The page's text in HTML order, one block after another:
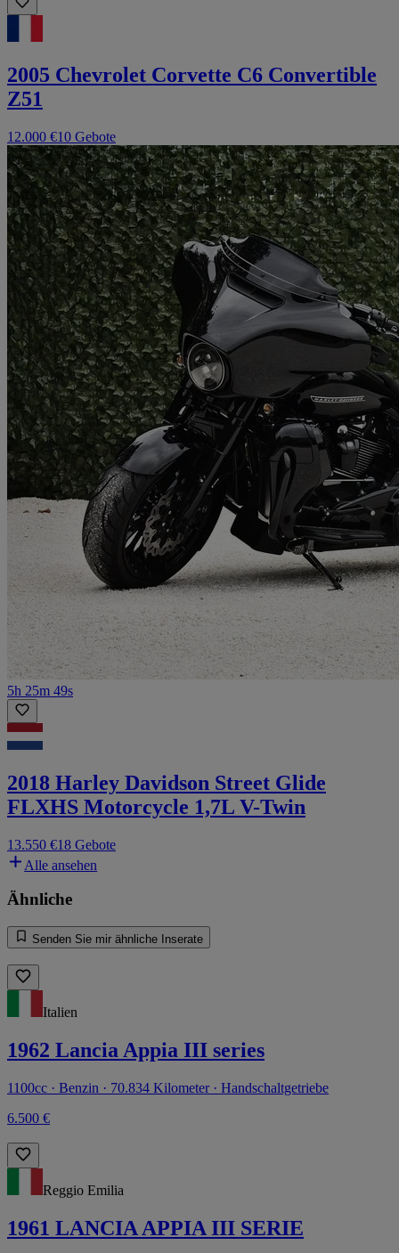
2005 Chevrolet Corvette C6 Convertible
Z51
12.000 €10 Gebote
5h 25m 49s
2018 Harley Davidson Street Glide
FLXHS Motorcycle 1,7L V-Twin
13.550 €18 Gebote
Alle ansehen
Ähnliche
Senden Sie mir ähnliche Inserate
Italien
1962 Lancia Appia III series
1100cc · Benzin · 70.834 Kilometer · Handschaltgetriebe
6.500 €
Reggio Emilia
1961 LANCIA APPIA III SERIE